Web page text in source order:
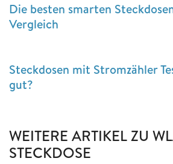
Die besten smarten
Vergleich
Steckdosen mit Stromzähler
gut?
WEITERE ARTIKEL ZU
STECKDOSE